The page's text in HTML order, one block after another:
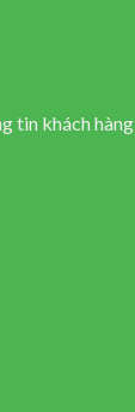
tin khách hàng